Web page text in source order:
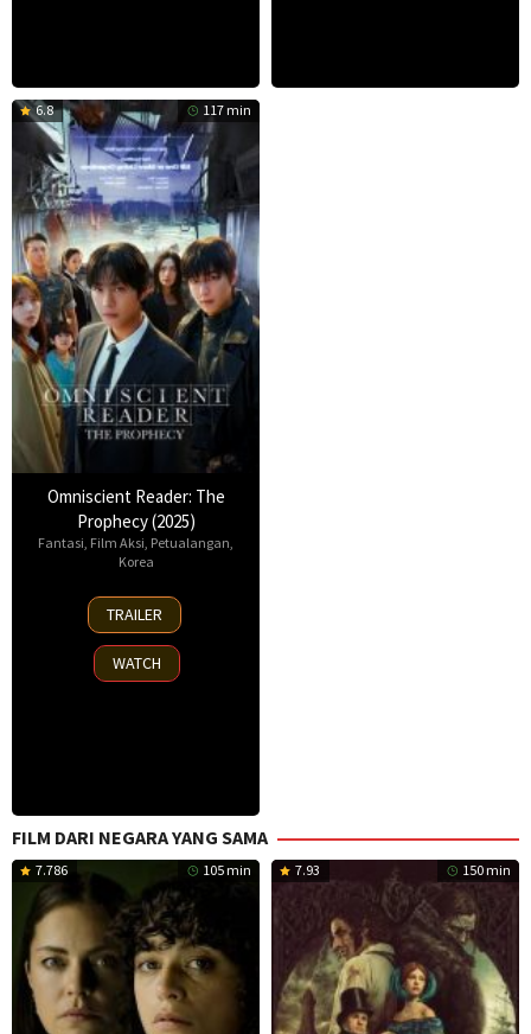
6.8 117 min
Omniscient Reader: The
Prophecy (2025)
Fantasi, Film Aksi, Petualangan,
Korea
23
Jul
2025
TRAILER
WATCH
FILM DARI NEGARA YANG SAMA
7.786 105 min 7.93 150 min